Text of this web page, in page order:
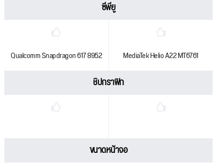
ซีพียู
Qualcomm Snapdragon 617 8952 MediaTek Helio A22 MT6761
ชิปกราฟิก
ขนาดหน้าจอ